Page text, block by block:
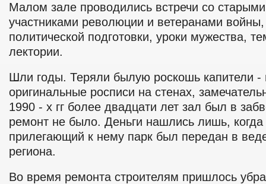
Малом зале проводились встречи со
участниками революции и ветеранами
политической подготовки, уроки мужества,
лектории.
Шли годы. Теряли былую роскошь капители -
оригинальные росписи на стенах,
1990 - х гг более двадцати лет зал был в
ремонт не было. Деньги нашлись лишь,
прилегающий к нему парк был передан в
региона.
Во время ремонта строителям пришлось